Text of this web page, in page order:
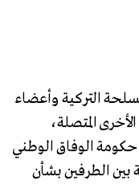
التركية وأعضاء
المتصلة،
حكومة الوفاق الوطني
بين الطرفين بشأن